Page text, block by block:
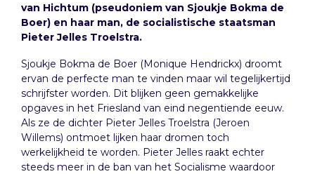
van Hichtum (pseudoniem van Sjoukje Bokma de
Boer) en haar man, de socialistische staatsman
Pieter Jelles Troelstra.
Sjoukje Bokma de Boer (Monique Hendrickx) droomt
ervan de perfecte man te vinden maar wil tegelijkertijd
schrijfster worden. Dit blijken geen gemakkelijke
opgaves in het Friesland van eind negentiende eeuw.
Als ze de dichter Pieter Jelles Troelstra (Jeroen
Willems) ontmoet lijken haar dromen toch
werkelijkheid te worden. Pieter Jelles raakt echter
steeds meer in de ban van het Socialisme waardoor